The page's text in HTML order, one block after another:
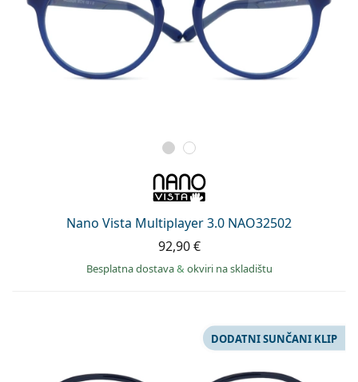
Nano Vista Multiplayer 3.0 NAO32502
92,90 €
Besplatna dostava& okviri na skladištu
DODATNI SUNČANI KLIP